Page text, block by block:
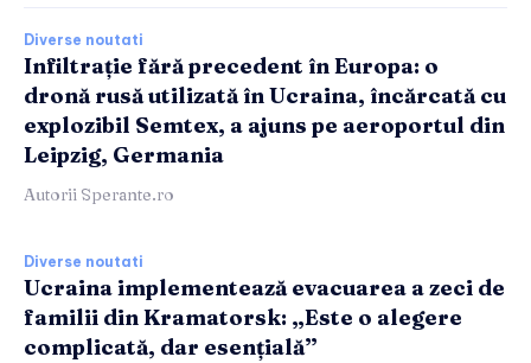
Diverse noutati
Infiltrație fără precedent în Europa: o
dronă rusă utilizată în Ucraina, încărcată cu
explozibil Semtex, a ajuns pe aeroportul din
Leipzig, Germania
Autorii Sperante.ro
Diverse noutati
Ucraina implementează evacuarea a zeci de
familii din Kramatorsk: „Este o alegere
complicată, dar esențială”